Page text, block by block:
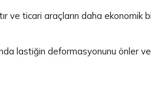
ticari araçların daha ekonomik bir
lastiğin deformasyonunu önler